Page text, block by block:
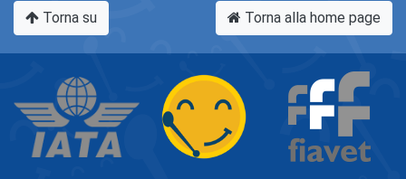
Torna su Torna alla home page